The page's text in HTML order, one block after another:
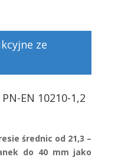
ze
PN-EN 10210-1,2
średnic od 21,3 –
do 40 mm jako